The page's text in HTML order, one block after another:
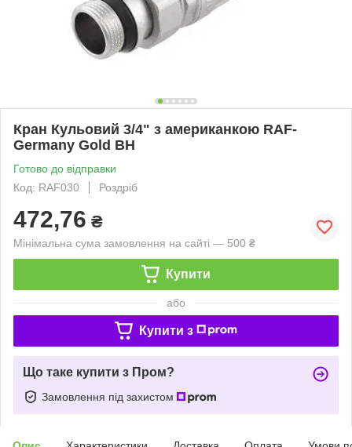
Кран Кульовий 3/4" з американкою RAF-
Germany Gold ВН
Готово до відправки
Код: RAF030
Роздріб
472,76 ₴
Мінімальна сума замовлення на сайті — 500 ₴
Купити
або
Купити з
Що таке купити з Пром?
Замовлення під захистом